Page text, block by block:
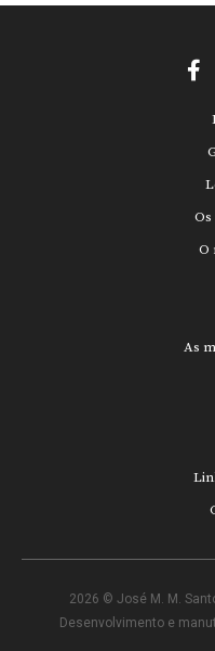
O
As
2026 © José M. M.
Desenvolvimento e